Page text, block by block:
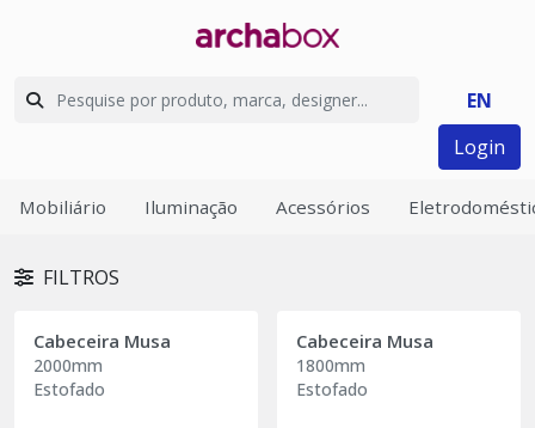
EN
Login
Mobiliário Iluminação Acessórios
FILTROS
Cabeceira Musa
2000mm
Estofado
Cabeceira Musa
1800mm
Estofado